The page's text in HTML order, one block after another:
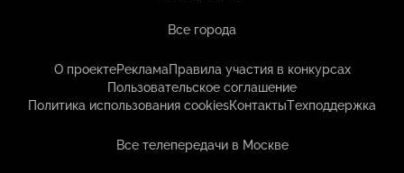
Все города
О проектеРекламаПравила участия в конкурсах
Пользовательское соглашение
Политика использования cookiesКонтактыТехподдержка
Все телепередачи в Москве